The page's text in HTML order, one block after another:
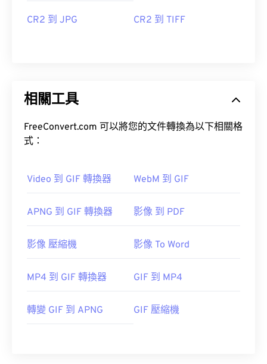
CR2 到 JPG CR2 到 TIFF
相關工具
FreeConvert.com 可以將您的文件轉換為以下相關格
式：
Video 到 GIF 轉換器 WebM 到 GIF
APNG 到 GIF 轉換器 影像 到 PDF
影像 壓縮機 影像 To Word
MP4 到 GIF 轉換器 GIF 到 MP4
轉變 GIF 到 APNG GIF 壓縮機